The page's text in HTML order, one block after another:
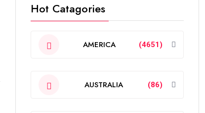
Hot Catagories
AMERICA (4651)
AUSTRALIA (86)